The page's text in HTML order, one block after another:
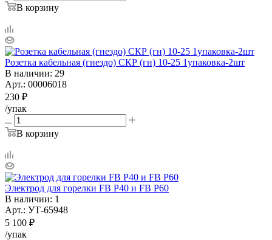
В корзину
Розетка кабельная (гнездо) СКР (гн) 10-25 1упаковка-2шт
В наличии: 29
Арт.: 00006018
230 ₽
/упак
В корзину
Электрод для горелки FB P40 и FB P60
В наличии: 1
Арт.: УТ-65948
5 100 ₽
/упак